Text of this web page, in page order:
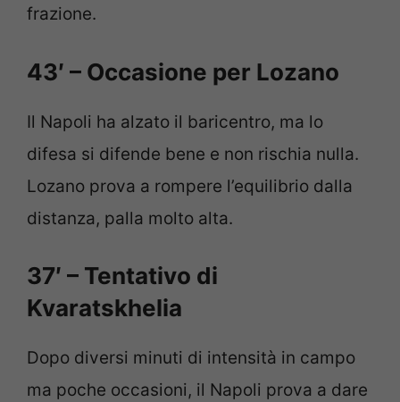
frazione.
43′ – Occasione per Lozano
Il Napoli ha alzato il baricentro, ma lo
difesa si difende bene e non rischia nulla.
Lozano prova a rompere l’equilibrio dalla
distanza, palla molto alta.
37′ – Tentativo di
Kvaratskhelia
Dopo diversi minuti di intensità in campo
ma poche occasioni, il Napoli prova a dare